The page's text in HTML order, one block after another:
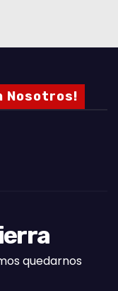
Nosotros!
quedarnos